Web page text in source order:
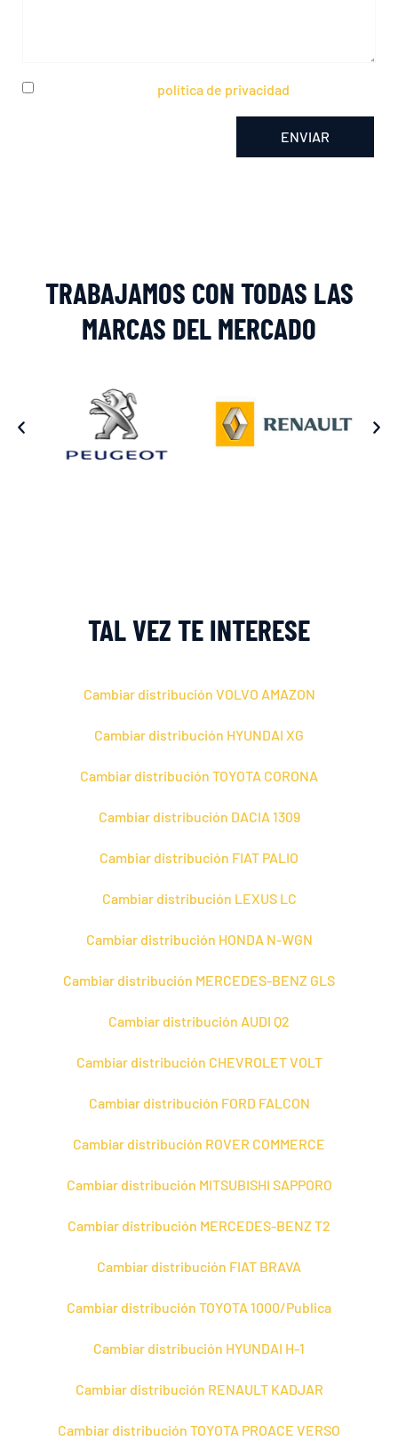
política de privacidad
ENVIAR
TRABAJAMOS CON TODAS LAS
MARCAS DEL MERCADO
TAL VEZ TE INTERESE
Cambiar distribución VOLVO AMAZON
Cambiar distribución HYUNDAI XG
Cambiar distribución TOYOTA CORONA
Cambiar distribución DACIA 1309
Cambiar distribución FIAT PALIO
Cambiar distribución LEXUS LC
Cambiar distribución HONDA N-WGN
Cambiar distribución MERCEDES-BENZ GLS
Cambiar distribución AUDI Q2
Cambiar distribución CHEVROLET VOLT
Cambiar distribución FORD FALCON
Cambiar distribución ROVER COMMERCE
Cambiar distribución MITSUBISHI SAPPORO
Cambiar distribución MERCEDES-BENZ T2
Cambiar distribución FIAT BRAVA
Cambiar distribución TOYOTA 1000/Publica
Cambiar distribución HYUNDAI H-1
Cambiar distribución RENAULT KADJAR
Cambiar distribución TOYOTA PROACE VERSO